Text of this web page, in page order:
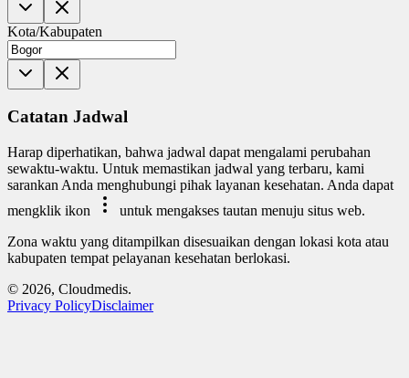
Kota/Kabupaten
Catatan Jadwal
Harap diperhatikan, bahwa jadwal dapat mengalami perubahan
sewaktu-waktu. Untuk memastikan jadwal yang terbaru, kami
sarankan Anda menghubungi pihak layanan kesehatan. Anda dapat
mengklik ikon
untuk mengakses tautan menuju situs web.
Zona waktu yang ditampilkan disesuaikan dengan lokasi kota atau
kabupaten tempat pelayanan kesehatan berlokasi.
© 2026, Cloudmedis.
Privacy PolicyDisclaimer